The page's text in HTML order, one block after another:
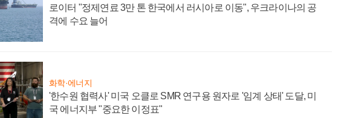
로이터 "정제연료 3만 톤 한국에서 러시아로 이동", 우크라이나의 공
격에 수요 늘어
화학·에너지
'한수원 협력사' 미국 오클로 SMR 연구용 원자로 '임계 상태' 도달, 미
국 에너지부 "중요한 이정표"